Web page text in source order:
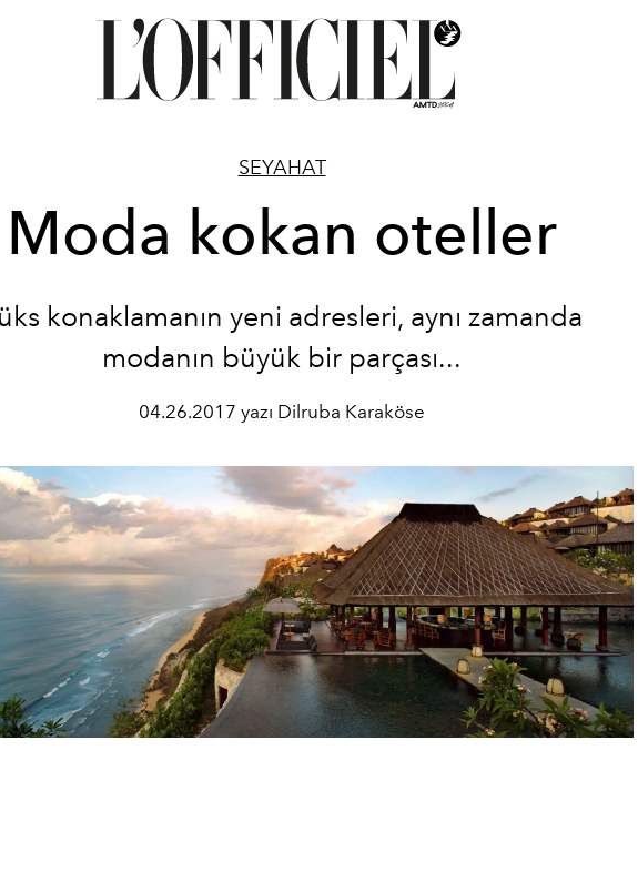
SEYAHAT
Moda kokan oteller
konaklamanın yeni adresleri, aynı zamanda
modanın büyük bir parçası...
04.26.2017 yazı Dilruba Karaköse